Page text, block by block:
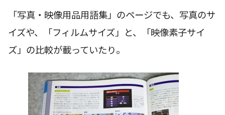
「写真・映像用品用語集」のページでも、写真のサ
イズや、「フィルムサイズ」と、「映像素子サイ
ズ」の比較が載っていたり。